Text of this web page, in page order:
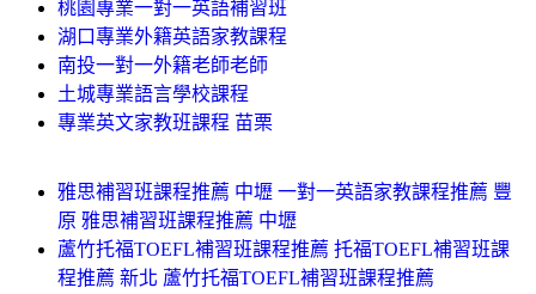
桃園專業一對一英語補習班
湖口專業外籍英語家教課程
南投一對一外籍老師老師
土城專業語言學校課程
專業英文家教班課程 苗栗
雅思補習班課程推薦 中壢 一對一英語家教課程推薦 豐
原 雅思補習班課程推薦 中壢
蘆竹托福TOEFL補習班課程推薦 托福TOEFL補習班課
程推薦 新北 蘆竹托福TOEFL補習班課程推薦